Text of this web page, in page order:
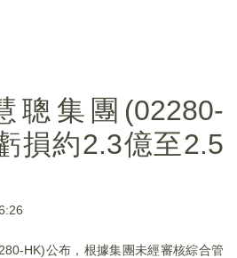
聰集團(02280-
損約2.3億至2.5
HK)公布，根據集團未經審核綜合管